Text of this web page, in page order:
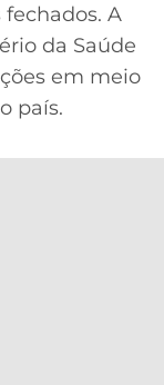
A
da Saúde
em meio
país.